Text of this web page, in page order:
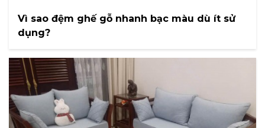
Vì sao đệm ghế gỗ nhanh bạc màu dù ít sử
dụng?